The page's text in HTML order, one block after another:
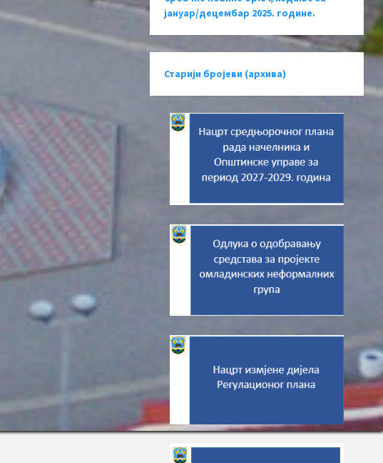
јануар/децембар 2025. године.
Старији бројеви (архива)